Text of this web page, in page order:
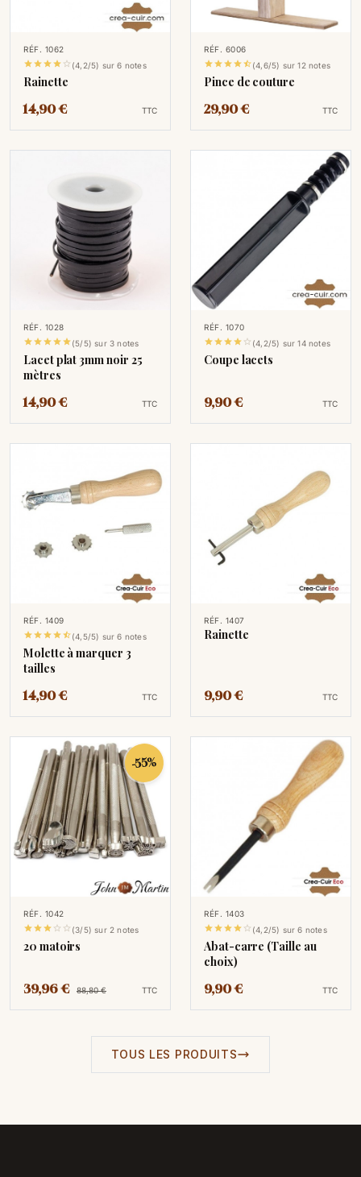
RÉF. 1062
  (4,2/5) sur 6 notes
Rainette
14,90 € TTC
RÉF. 6006
(4,6/5) sur 12 notes
Pince de couture
29,90 € TTC
RÉF. 1028
(5/5) sur 3 notes
Lacet plat 3mm noir 25
mètres
14,90 € TTC
RÉF. 1070
  (4,2/5) sur 14 notes
Coupe lacets
9,90 € TTC
RÉF. 1409
(4,5/5) sur 6 notes
Molette à marquer 3
tailles
14,90 € TTC
RÉF. 1407
Rainette
9,90 € TTC
-55%
RÉF. 1042
   (3/5) sur 2 notes
20 matoirs
39,96 € 88,80 € TTC
RÉF. 1403
  (4,2/5) sur 6 notes
Abat-carre (Taille au
choix)
9,90 € TTC
TOUS LES PRODUITS